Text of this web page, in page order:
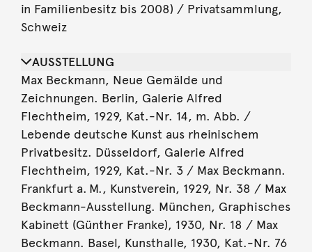
in Familienbesitz bis 2008) / Privatsammlung,
Schweiz
AUSSTELLUNG
Max Beckmann, Neue Gemälde und
Zeichnungen. Berlin, Galerie Alfred
Flechtheim, 1929, Kat.-Nr. 14, m. Abb. /
Lebende deutsche Kunst aus rheinischem
Privatbesitz. Düsseldorf, Galerie Alfred
Flechtheim, 1929, Kat.-Nr. 3 / Max Beckmann.
Frankfurt a. M., Kunstverein, 1929, Nr. 38 / Max
Beckmann-Ausstellung. München, Graphisches
Kabinett (Günther Franke), 1930, Nr. 18 / Max
Beckmann. Basel, Kunsthalle, 1930, Kat.-Nr. 76